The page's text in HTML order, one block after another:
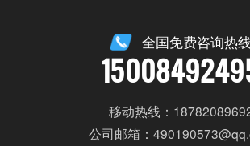
全国免费咨询热
移动热线：
公司邮箱：